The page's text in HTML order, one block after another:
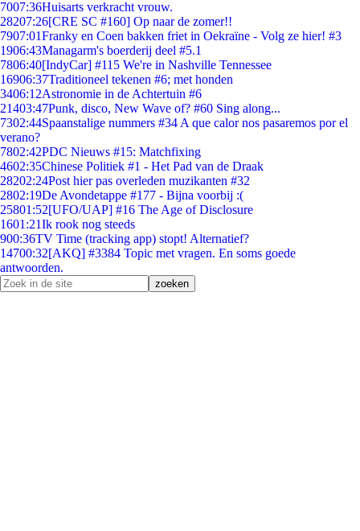
7007:36Huisarts verkracht vrouw.
28207:26[CRE SC #160] Op naar de zomer!!
7907:01Franky en Coen bakken friet in Oekraïne - Volg ze hier! #3
1906:43Managarm's boerderij deel #5.1
7806:40[IndyCar] #115 We're in Nashville Tennessee
16906:37Traditioneel tekenen #6; met honden
3406:12Astronomie in de Achtertuin #6
21403:47Punk, disco, New Wave of? #60 Sing along...
7302:44Spaanstalige nummers #34 A que calor nos pasaremos por el
verano?
7802:42PDC Nieuws #15: Matchfixing
4602:35Chinese Politiek #1 - Het Pad van de Draak
28202:24Post hier pas overleden muzikanten #32
2802:19De Avondetappe #177 - Bijna voorbij :(
25801:52[UFO/UAP] #16 The Age of Disclosure
1601:21Ik rook nog steeds
900:36TV Time (tracking app) stopt! Alternatief?
14700:32[AKQ] #3384 Topic met vragen. En soms goede
antwoorden.